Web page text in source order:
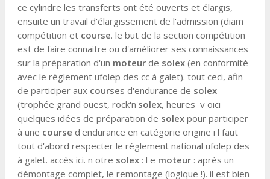
ce cylindre les transferts ont été ouverts et élargis,
ensuite un travail d'élargissement de l'admission (diam
compétition et course. le but de la section compétition
est de faire connaitre ou d'améliorer ses connaissances
sur la préparation d'un moteurde solex(en conformité
avec le règlement ufolep des cc à galet). tout ceci, afin
de participer aux courses d'endurance de solex
(trophée grand ouest, rock'n'solex, heures v oici
quelques idées de préparation de solexpour participer
à une course d'endurance en catégorie origine i l faut
tout d'abord respecter le réglement national ufolep des
à galet. accès ici. n otre solex: l e moteur: après un
démontage complet, le remontage (logique !). il est bien